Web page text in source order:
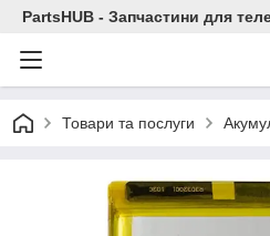
PartsHUB - Запчастини для
Товари та послуги